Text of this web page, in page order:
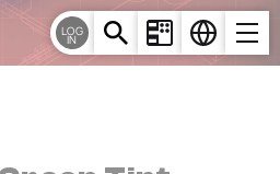
LOG
IN